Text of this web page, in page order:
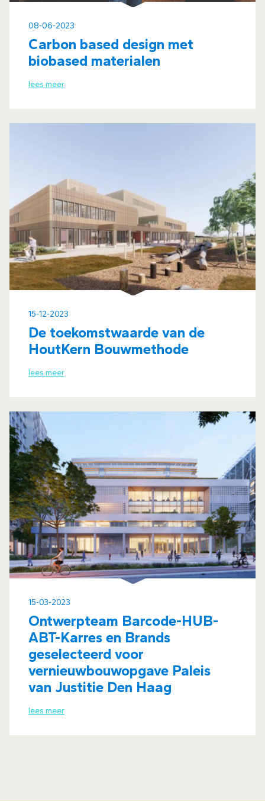
08-06-2023
Carbon based design met
biobased materialen
lees meer
15-12-2023
De toekomstwaarde van de
HoutKern Bouwmethode
lees meer
15-03-2023
Ontwerpteam Barcode-HUB-
ABT-Karres en Brands
geselecteerd voor
vernieuwbouwopgave Paleis
van Justitie Den Haag
lees meer